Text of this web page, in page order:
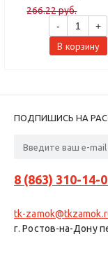
266.22 руб.
-
+
В корзину
ПОДПИШИСЬ НА
8 (863) 310-14-
tk-
г. Ростов-на-Дону